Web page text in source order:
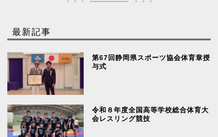
最新記事
第67回静岡県スポーツ協会体育章授
与式
令和８年度全国高等学校総合体育大
会レスリング競技